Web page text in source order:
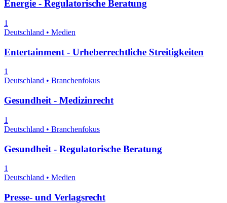
Energie - Regulatorische Beratung
1
Deutschland • Medien
Entertainment - Urheberrechtliche Streitigkeiten
1
Deutschland • Branchenfokus
Gesundheit - Medizinrecht
1
Deutschland • Branchenfokus
Gesundheit - Regulatorische Beratung
1
Deutschland • Medien
Presse- und Verlagsrecht